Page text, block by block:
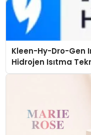
Kleen-Hy-Dro-Gen
Hidrojen Isıtma
Düzenleyici